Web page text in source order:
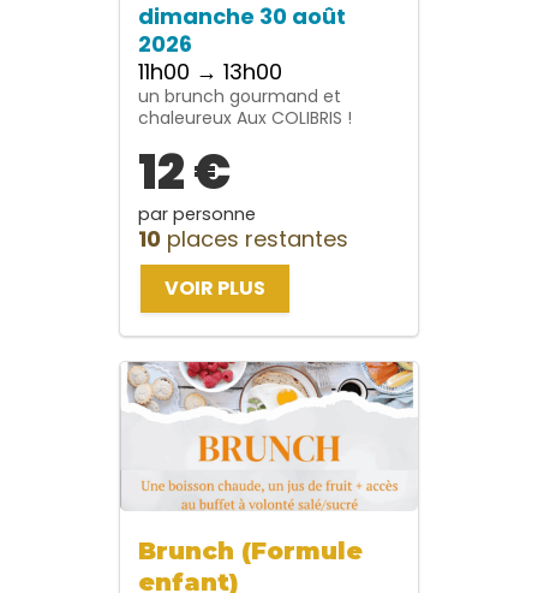
dimanche 30 août
2026
11h00 → 13h00
un brunch gourmand et
chaleureux Aux COLIBRIS !
12 €
par personne
10 places restantes
VOIR PLUS
Brunch (Formule
enfant)